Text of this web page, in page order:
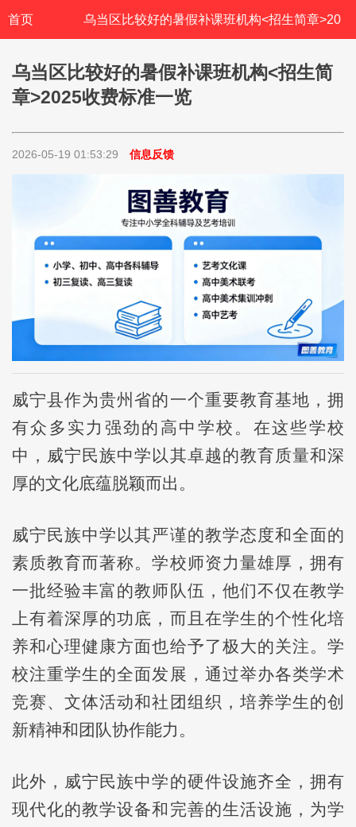
首页 乌当区比较好的暑假补课班机构<招生简章>20
乌当区比较好的暑假补课班机构<招生简
章>2025收费标准一览
2026-05-19 01:53:29 信息反馈
威宁县作为贵州省的一个重要教育基地，拥
有众多实力强劲的高中学校。在这些学校
中，威宁民族中学以其卓越的教育质量和深
厚的文化底蕴脱颖而出。
威宁民族中学以其严谨的教学态度和全面的
素质教育而著称。学校师资力量雄厚，拥有
一批经验丰富的教师队伍，他们不仅在教学
上有着深厚的功底，而且在学生的个性化培
养和心理健康方面也给予了极大的关注。学
校注重学生的全面发展，通过举办各类学术
竞赛、文体活动和社团组织，培养学生的创
新精神和团队协作能力。
此外，威宁民族中学的硬件设施齐全，拥有
现代化的教学设备和完善的生活设施，为学